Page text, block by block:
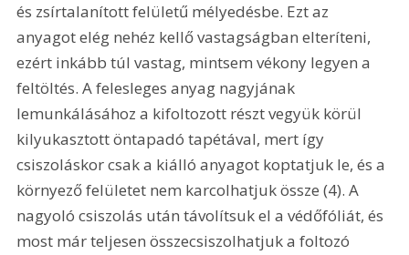
és zsírtalanított felületű mélyedésbe. Ezt az
anyagot elég nehéz kellő vastagságban elteríteni,
ezért inkább túl vastag, mintsem vékony legyen a
feltöltés. A felesleges anyag nagyjának
lemunkálásához a kifoltozott részt vegyük körül
kilyukasztott öntapadó tapétával, mert így
csiszoláskor csak a kiálló anyagot koptatjuk le, és a
környező felületet nem karcolhatjuk össze (4). A
nagyoló csiszolás után távolítsuk el a védőfóliát, és
most már teljesen összecsiszolhatjuk a foltozó